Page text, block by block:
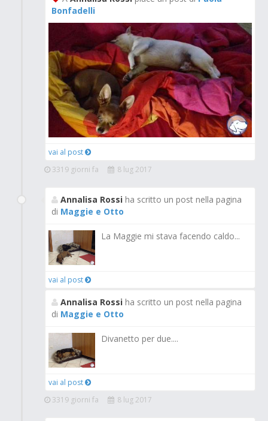
Bonfadelli
vai al post
3319 giorni fa
8 lug 2017
Annalisa Rossi ha scritto un post nella pagina
di Maggie e Otto
La Maggie mi stava facendo caldo...
vai al post
Annalisa Rossi ha scritto un post nella pagina
di Maggie e Otto
Divanetto per due....
vai al post
3319 giorni fa
8 lug 2017